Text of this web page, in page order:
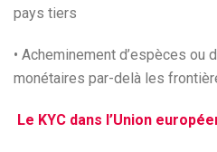
pays tiers
• Acheminement d’espèces ou
monétaires par-delà les
Le KYC dans l’Union